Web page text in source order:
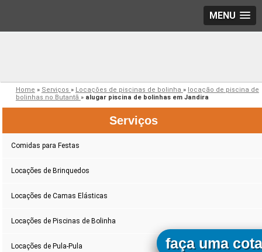
MENU
Home » Serviços » Locações de piscinas de bolinha » locação de piscina de
bolinhas no Butantã » alugar piscina de bolinhas em Jandira
Serviços
Comidas para Festas
Locações de Brinquedos
Locações de Camas Elásticas
Locações de Piscinas de Bolinha
Locações de Pula-Pula faça uma